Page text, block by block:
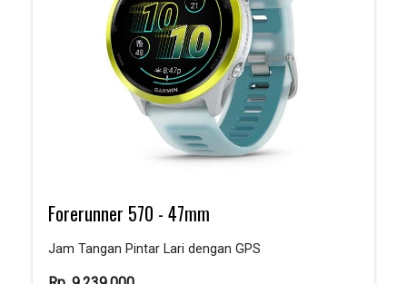
Forerunner 570 - 47mm
Jam Tangan Pintar Lari dengan GPS